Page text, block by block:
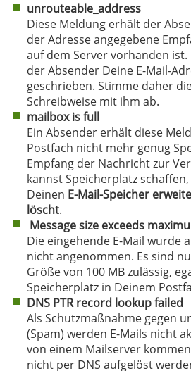
unrouteable_address
Diese Meldung erhält der
der Adresse angegebene
auf dem Server vorhanden
der Absender Deine E-Mail-
geschrieben. Stimme daher
Schreibweise mit ihm ab.
mailbox is full
Ein Absender erhält diese
Postfach nicht mehr genug
Empfang der Nachricht zur
kannst Speicherplatz
Deinen E-Mail-Speicher
löscht.
Message size exceeds
Die eingehende E-Mail wurde
nicht angenommen. Es sind
Größe von 100 MB zulässig,
Speicherplatz in Deinem
DNS PTR record lookup failed
Als Schutzmaßnahme gegen
(Spam) werden E-Mails nicht
von einem Mailserver
nicht per DNS aufgelöst